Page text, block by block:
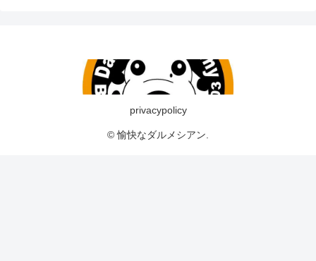
privacypolicy
© 愉快なダルメシアン.